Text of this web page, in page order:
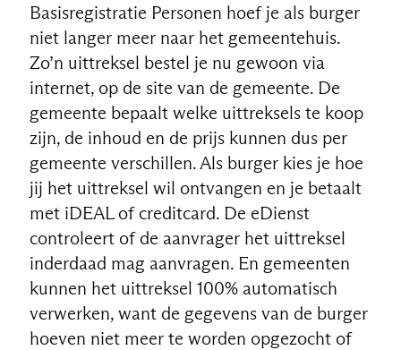
Basisregistratie Personen hoef je als burger
niet langer meer naar het gemeentehuis.
Zo’n uittreksel bestel je nu gewoon via
internet, op de site van de gemeente. De
gemeente bepaalt welke uittreksels te koop
zijn, de inhoud en de prijs kunnen dus per
gemeente verschillen. Als burger kies je hoe
jij het uittreksel wil ontvangen en je betaalt
met iDEAL of creditcard. De eDienst
controleert of de aanvrager het uittreksel
inderdaad mag aanvragen. En gemeenten
kunnen het uittreksel 100% automatisch
verwerken, want de gegevens van de burger
hoeven niet meer te worden opgezocht of